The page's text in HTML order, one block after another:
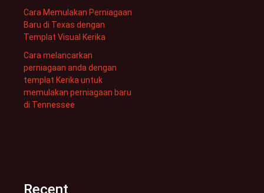
Cara Memulakan Perniagaan
Baru di Texas dengan
Templat Visual Kerika
Cara melancarkan
perniagaan anda dengan
templat Kerika untuk
memulakan perniagaan baru
di Tennessee
Recent